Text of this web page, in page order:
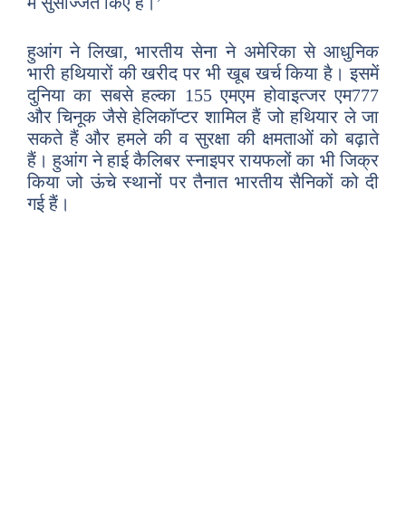
हुआंग ने लिखा, भारतीय सेना ने अमेरिका से आधुनिक
भारी हथियारों की खरीद पर भी खूब खर्च किया है। इसमें
दुनिया का सबसे हल्का 155 एमएम होवाइत्जर एम777
और चिनूक जैसे हेलिकॉप्टर शामिल हैं जो हथियार ले जा
सकते हैं और हमले की व सुरक्षा की क्षमताओं को बढ़ाते
हैं। हुआंग ने हाई कैलिबर स्नाइपर रायफलों का भी जिक्र
किया जो ऊंचे स्थानों पर तैनात भारतीय सैनिकों को दी
गई हैं।